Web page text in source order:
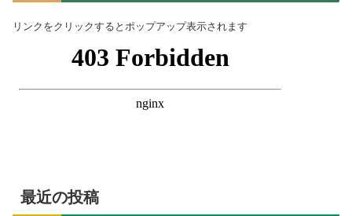
リンクをクリックするとポップアップ表示されます
最近の投稿